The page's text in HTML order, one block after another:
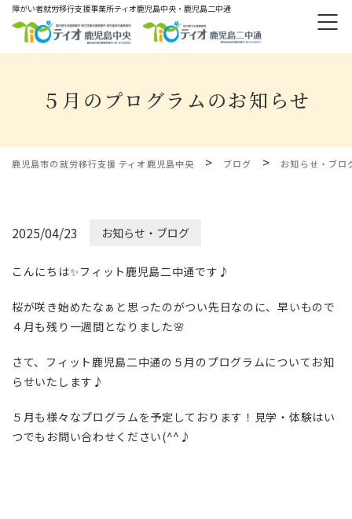
障がい者就労移⾏⽀援事業所ティオ⿅児島中央・鹿児島二中通
５月のプログラムのお知らせ
鹿児島市の就労移行支援 ティオ鹿児島中央 > ブログ > お知らせ・ブロ
2025/04/23 お知らせ・ブログ
こんにちは✨フィット鹿児島二中通です♪
桜が咲き始めたなぁと思ったのがつい先日なのに、早いもので
４月も残り一週間となりました🌸
さて、フィット鹿児島二中通の５月のプログラムについてお知
らせいたします♪
５月も様々なプログラムを予定しております！見学・体験はい
つでもお問い合わせください(^^♪